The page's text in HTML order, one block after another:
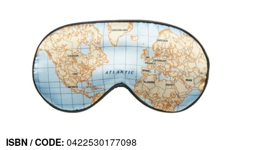
ISBN / CODE: 0422530177098